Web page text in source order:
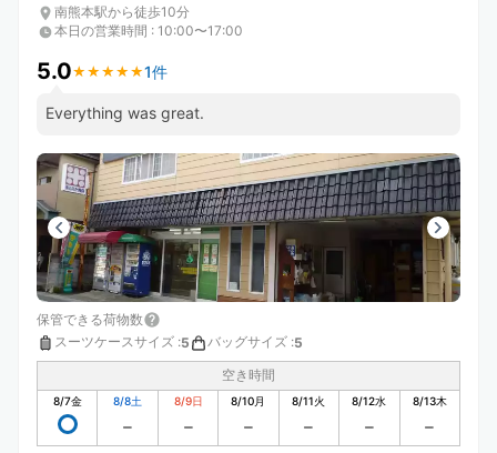
南熊本駅から徒歩10分
本日の営業時間 : 10:00〜17:00
5.0★ ★ ★ ★ ★
★ ★ ★ ★ ★1件
Everything was great.
保管できる荷物数
スーツケースサイズ :5 バッグサイズ :5
空き時間
8/7金 8/8土 8/9日 8/10月 8/11火 8/12水 8/13木